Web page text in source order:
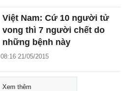
Việt Nam: Cứ 10 người tử
vong thì 7 người chết do
những bệnh này
08:16 21/05/2015
Xem thêm